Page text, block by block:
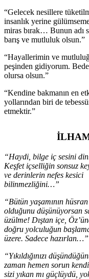
“Gelecek nesillere
insanlık yerine
miras bırak… Bunun adı
barış ve mutluluk olsun.”
“Hayallerimin ve
peşinden gidiyorum.
olursa olsun.”
“Kendine bakmanın en
yollarından biri de
etmektir.”
“Haydi, bilge iç sesini
Keşfet içselliğin sonsuz
ve derinlerin nefes kesici
bilinmezliğini…”
“Bütün yaşamının hüsran
olduğunu düşünüyorsan
üzülme! Dıştan içe,
doğru yolculuğun
üzere. Sadece hazırlan…”
“Yıkıldığınızı
zaman hemen sorun
sizi yıkan mı güçlüydü,